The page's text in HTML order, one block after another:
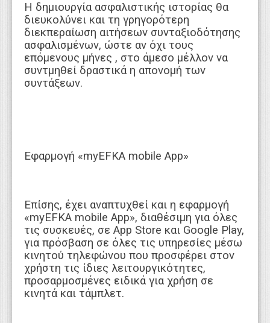
Η δημιουργία ασφαλιστικής ιστορίας θα
διευκολύνει και τη γρηγορότερη
διεκπεραίωση αιτήσεων συνταξιοδότησης
ασφαλισμένων, ώστε αν όχι τους
επόμενους μήνες , στο άμεσο μέλλον να
συντμηθεί δραστικά η απονομή των
συντάξεων.
Εφαρμογή «myEFKA mobile App»
Επίσης, έχει αναπτυχθεί και η εφαρμογή
«myEFKA mobile App», διαθέσιμη για όλες
τις συσκευές, σε App Store και Google Play,
για πρόσβαση σε όλες τις υπηρεσίες μέσω
κινητού τηλεφώνου που προσφέρει στον
χρήστη τις ίδιες λειτουργικότητες,
προσαρμοσμένες ειδικά για χρήση σε
κινητά και τάμπλετ.